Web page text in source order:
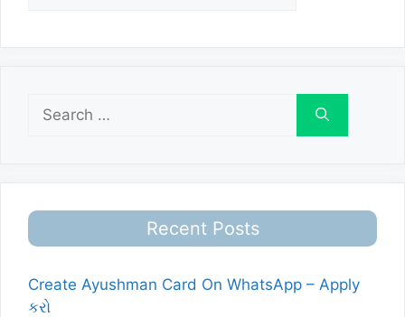
for:
Recent Posts
Create Ayushman Card On WhatsApp – Apply
કરો